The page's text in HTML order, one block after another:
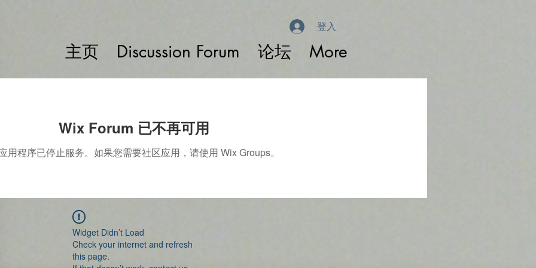
登入
主页 Discussion Forum 论坛 More
Wix Forum 已不再可用
用程序已停止服务。如果您需要社区应用，请使用 Wix Groups。
Widget Didn’t Load
Check your internet and refresh
this page.